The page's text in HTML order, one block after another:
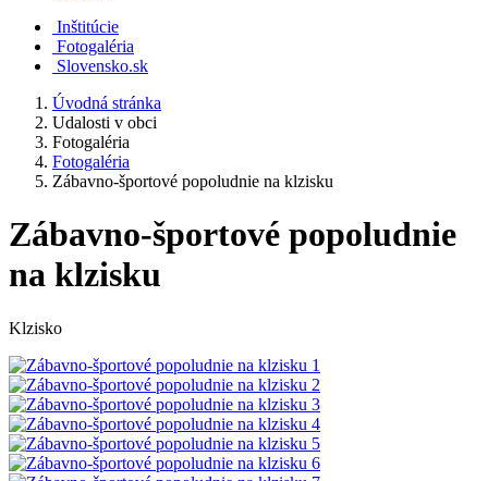
Inštitúcie
Fotogaléria
Slovensko.sk
Úvodná stránka
Udalosti v obci
Fotogaléria
Fotogaléria
Zábavno-športové popoludnie na klzisku
Zábavno-športové popoludnie
na klzisku
Klzisko